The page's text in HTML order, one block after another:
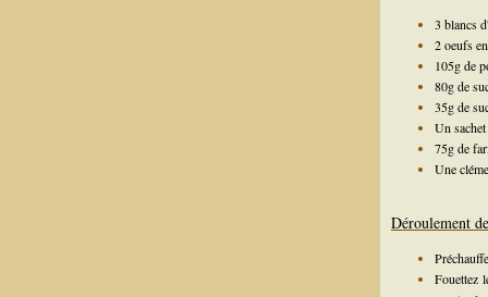
3 blancs
2 oeufs
105g de
80g de
35g de
Un
75g de
Une
Déroulement
Fouettez